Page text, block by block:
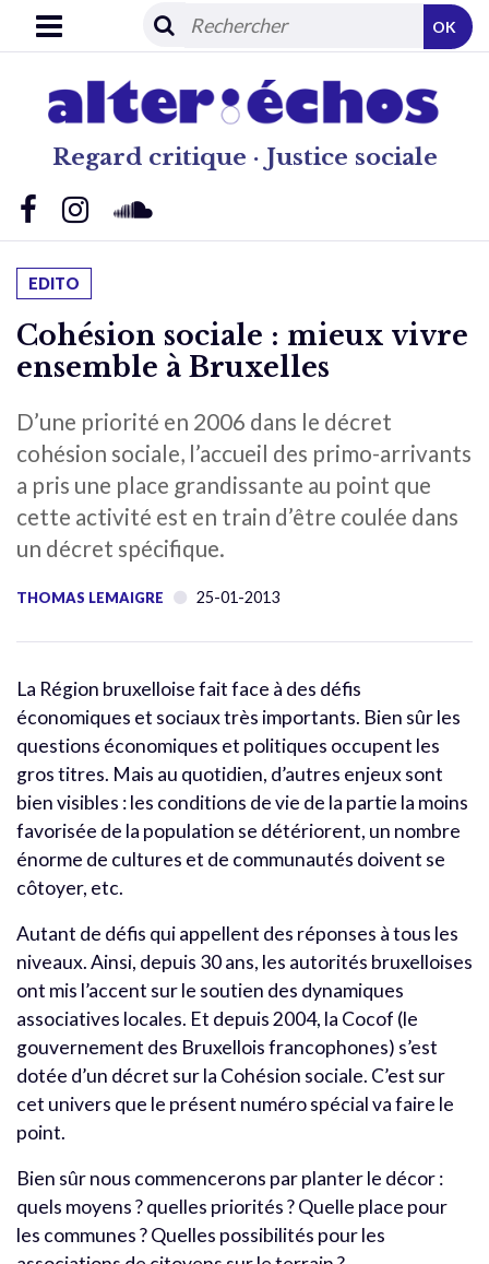
Regard critique · Justice sociale
OK
EDITO
Cohésion sociale : mieux vivre
ensemble à Bruxelles
D’une priorité en 2006 dans le décret
cohésion sociale, l’accueil des primo-arrivants
a pris une place grandissante au point que
cette activité est en train d’être coulée dans
un décret spécifique.
THOMAS LEMAIGRE 25-01-2013
La Région bruxelloise fait face à des défis
économiques et sociaux très importants. Bien sûr les
questions économiques et politiques occupent les
gros titres. Mais au quotidien, d’autres enjeux sont
bien visibles : les conditions de vie de la partie la moins
favorisée de la population se détériorent, un nombre
énorme de cultures et de communautés doivent se
côtoyer, etc.
Autant de défis qui appellent des réponses à tous les
niveaux. Ainsi, depuis 30 ans, les autorités bruxelloises
ont mis l’accent sur le soutien des dynamiques
associatives locales. Et depuis 2004, la Cocof (le
gouvernement des Bruxellois francophones) s’est
dotée d’un décret sur la Cohésion sociale. C’est sur
cet univers que le présent numéro spécial va faire le
point.
Bien sûr nous commencerons par planter le décor :
quels moyens ? quelles priorités ? Quelle place pour
les communes ? Quelles possibilités pour les